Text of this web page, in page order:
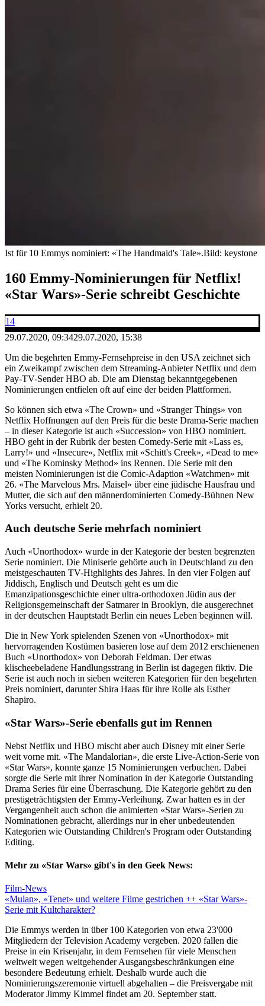
Ist für 10 Emmys nominiert: «The Handmaid's Tale».Bild: keystone
160 Emmy-Nominierungen für Netflix!
«Star Wars»-Serie schreibt Geschichte
14
29.07.2020, 09:3429.07.2020, 15:38
Um die begehrten Emmy-Fernsehpreise in den USA zeichnet sich
ein Zweikampf zwischen dem Streaming-Anbieter Netflix und dem
Pay-TV-Sender HBO ab. Die am Dienstag bekanntgegebenen
Nominierungen entfielen oft auf eine der beiden Plattformen.
So können sich etwa «The Crown» und «Stranger Things» von
Netflix Hoffnungen auf den Preis für die beste Drama-Serie machen
– in dieser Kategorie ist auch «Succession» von HBO nominiert.
HBO geht in der Rubrik der besten Comedy-Serie mit «Lass es,
Larry!» und «Insecure», Netflix mit «Schitt's Creek», «Dead to me»
und «The Kominsky Method» ins Rennen. Die Serie mit den
meisten Nominierungen ist die Comic-Adaption «Watchmen» mit
26. «The Marvelous Mrs. Maisel» über eine jüdische Hausfrau und
Mutter, die sich auf den männerdominierten Comedy-Bühnen New
Yorks versucht, erhielt 20.
Auch deutsche Serie mehrfach nominiert
Auch «Unorthodox» wurde in der Kategorie der besten begrenzten
Serie nominiert. Die Miniserie gehörte auch in Deutschland zu den
meistgeschauten TV-Highlights des Jahres. In den vier Folgen auf
Jiddisch, Englisch und Deutsch geht es um die
Emanzipationsgeschichte einer ultra-orthodoxen Jüdin aus der
Religionsgemeinschaft der Satmarer in Brooklyn, die ausgerechnet
in der deutschen Hauptstadt Berlin ein neues Leben beginnen will.
Die in New York spielenden Szenen von «Unorthodox» mit
hervorragenden Kostümen basieren lose auf dem 2012 erschienenen
Buch «Unorthodox» von Deborah Feldman. Der etwas
klischeebeladene Handlungsstrang in Berlin ist dagegen fiktiv. Die
Serie ist auch noch in sieben weiteren Kategorien für den begehrten
Preis nominiert, darunter Shira Haas für ihre Rolle als Esther
Shapiro.
«Star Wars»-Serie ebenfalls gut im Rennen
Nebst Netflix und HBO mischt aber auch Disney mit einer Serie
weit vorne mit. «The Mandalorian», die erste Live-Action-Serie von
«Star Wars», konnte ganze 15 Nominierungen verbuchen. Dabei
sorgte die Serie mit ihrer Nomination in der Kategorie Outstanding
Drama Series für eine Überraschung. Die Kategorie gehört zu den
prestigeträchtigsten der Emmy-Verleihung. Zwar hatten es in der
Vergangenheit auch schon die animierten «Star Wars»-Serien zu
Nominationen gebracht, allerdings nur in eher unbedeutenden
Kategorien wie Outstanding Children's Program oder Outstanding
Editing.
Mehr zu «Star Wars» gibt's in den Geek News:
Film-News
«Mulan», «Tenet» und weitere Filme gestrichen ++ «Star Wars»-
Serie mit Kultcharakter?
Die Emmys werden in über 100 Kategorien von etwa 23'000
Mitgliedern der Television Academy vergeben. 2020 fallen die
Preise in ein Krisenjahr, in dem Fernsehen für viele Menschen
weltweit wegen weitgehender Ausgangsbeschränkungen eine
besondere Bedeutung erhielt. Deshalb wurde auch die
Nominierungszeremonie virtuell abgehalten – die Preisvergabe mit
Moderator Jimmy Kimmel findet am 20. September statt.